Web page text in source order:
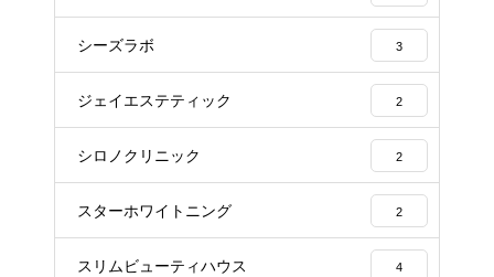
シーズラボ 3
ジェイエステティック 2
シロノクリニック 2
スターホワイトニング 2
スリムビューティハウス 4